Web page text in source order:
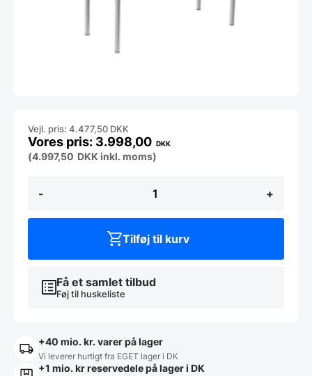
-
etager
1500x350x700
antal
+
3.998,00 DKK
Vejl. pris: 4.477,50 DKK
(4.997,50 DKK inkl. moms)
Få et samlet tilbud
Føj til huskeliste
Tilføj til kurv
+40 mio. kr. varer på lager
Vi leverer hurtigt fra EGET lager i DK
+1 mio. kr reservedele på lager i DK